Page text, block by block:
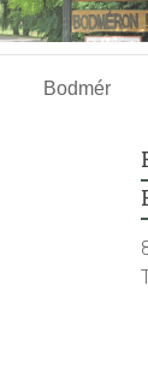
Bodmér